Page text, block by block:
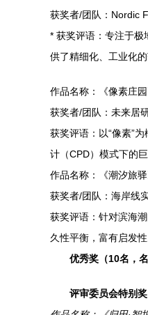
获奖者/团队：Nordic
* 获奖评语：专注于极
供了精细化、工业化的
作品名称：《像素庄园
获奖者/团队：未来居
获奖评语：以“像素”
计（CPD）模式下的巨
作品名称：《潮汐旅驿
获奖者/团队：海岸线
获奖评语：针对滨海
久性平衡，富有启发性
优秀奖（10名，名
评审委员会特别奖